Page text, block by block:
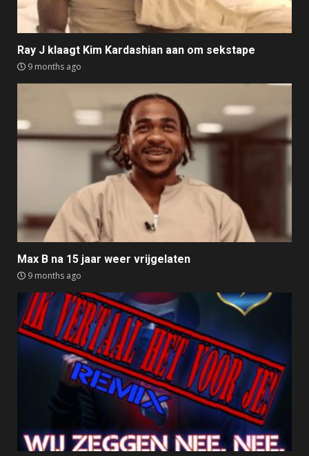
Ray J klaagt Kim Kardashian aan om sekstape
9 months ago
Max B na 15 jaar weer vrijgelaten
9 months ago